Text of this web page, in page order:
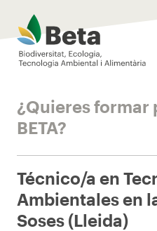
Beta Tech Center
¿Quieres formar
BETA?
Técnico/a en
Ambientales en
Soses (Lleida)